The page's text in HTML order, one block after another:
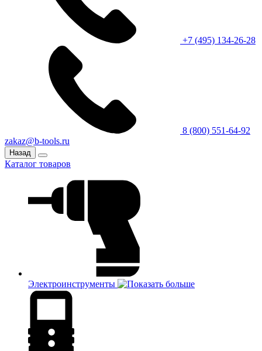
+7 (495) 134-26-28
8 (800) 551-64-92
zakaz@b-tools.ru
Назад
Каталог товаров
Электроинструменты